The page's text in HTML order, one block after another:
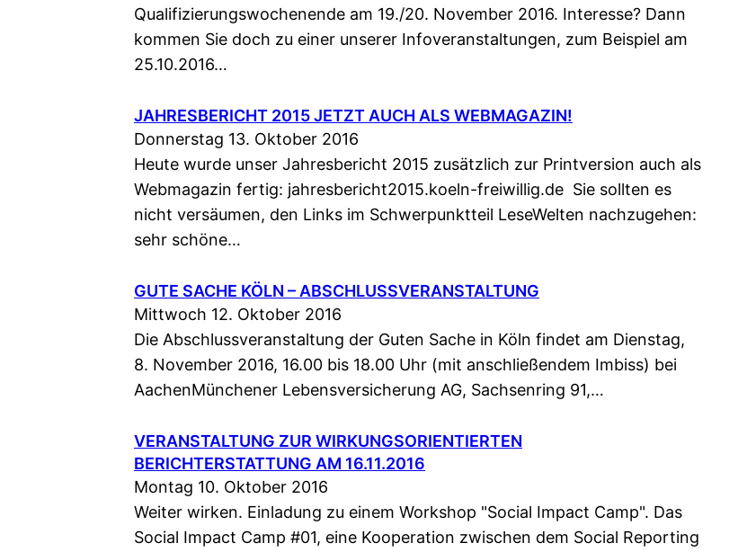
Qualifizierungswochenende am 19./20. November 2016. Interesse? Dann
kommen Sie doch zu einer unserer Infoveranstaltungen, zum Beispiel am
25.10.2016…
JAHRESBERICHT 2015 JETZT AUCH ALS WEBMAGAZIN!
Donnerstag 13. Oktober 2016
Heute wurde unser Jahresbericht 2015 zusätzlich zur Printversion auch als
Webmagazin fertig: jahresbericht2015.koeln-freiwillig.de Sie sollten es
nicht versäumen, den Links im Schwerpunktteil LeseWelten nachzugehen:
sehr schöne…
GUTE SACHE KÖLN – ABSCHLUSSVERANSTALTUNG
Mittwoch 12. Oktober 2016
Die Abschlussveranstaltung der Guten Sache in Köln findet am Dienstag,
8. November 2016, 16.00 bis 18.00 Uhr (mit anschließendem Imbiss) bei
AachenMünchener Lebensversicherung AG, Sachsenring 91,…
VERANSTALTUNG ZUR WIRKUNGSORIENTIERTEN
BERICHTERSTATTUNG AM 16.11.2016
Montag 10. Oktober 2016
Weiter wirken. Einladung zu einem Workshop "Social Impact Camp". Das
Social Impact Camp #01, eine Kooperation zwischen dem Social Reporting